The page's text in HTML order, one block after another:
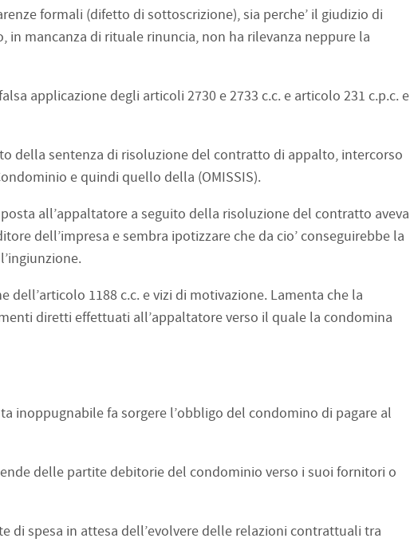
formali (difetto di sottoscrizione), sia perche’ il giudizio di
in mancanza di rituale rinuncia, non ha rilevanza neppure la
applicazione degli articoli 2730 e 2733 c.c. e articolo 231 c.p.c. e
della sentenza di risoluzione del contratto di appalto, intercorso
e quindi quello della (OMISSIS).
all’appaltatore a seguito della risoluzione del contratto aveva
dell’impresa e sembra ipotizzare che da cio’ conseguirebbe la
dell’articolo 1188 c.c. e vizi di motivazione. Lamenta che la
diretti effettuati all’appaltatore verso il quale la condomina
inoppugnabile fa sorgere l’obbligo del condomino di pagare al
delle partite debitorie del condominio verso i suoi fornitori o
di spesa in attesa dell’evolvere delle relazioni contrattuali tra